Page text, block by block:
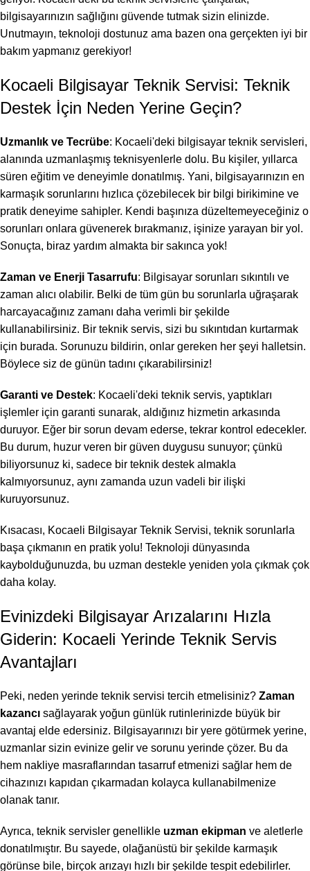
bilgisayarınızın sağlığını güvende tutmak sizin elinizde.
Unutmayın, teknoloji dostunuz ama bazen ona gerçekten iyi bir
bakım yapmanız gerekiyor!
Kocaeli Bilgisayar Teknik Servisi: Teknik
Destek İçin Neden Yerine Geçin?
Uzmanlık ve Tecrübe: Kocaeli'deki bilgisayar teknik servisleri,
alanında uzmanlaşmış teknisyenlerle dolu. Bu kişiler, yıllarca
süren eğitim ve deneyimle donatılmış. Yani, bilgisayarınızın en
karmaşık sorunlarını hızlıca çözebilecek bir bilgi birikimine ve
pratik deneyime sahipler. Kendi başınıza düzeltemeyeceğiniz o
sorunları onlara güvenerek bırakmanız, işinize yarayan bir yol.
Sonuçta, biraz yardım almakta bir sakınca yok!
Zaman ve Enerji Tasarrufu: Bilgisayar sorunları sıkıntılı ve
zaman alıcı olabilir. Belki de tüm gün bu sorunlarla uğraşarak
harcayacağınız zamanı daha verimli bir şekilde
kullanabilirsiniz. Bir teknik servis, sizi bu sıkıntıdan kurtarmak
için burada. Sorunuzu bildirin, onlar gereken her şeyi halletsin.
Böylece siz de günün tadını çıkarabilirsiniz!
Garanti ve Destek: Kocaeli'deki teknik servis, yaptıkları
işlemler için garanti sunarak, aldığınız hizmetin arkasında
duruyor. Eğer bir sorun devam ederse, tekrar kontrol edecekler.
Bu durum, huzur veren bir güven duygusu sunuyor; çünkü
biliyorsunuz ki, sadece bir teknik destek almakla
kalmıyorsunuz, aynı zamanda uzun vadeli bir ilişki
kuruyorsunuz.
Kısacası, Kocaeli Bilgisayar Teknik Servisi, teknik sorunlarla
başa çıkmanın en pratik yolu! Teknoloji dünyasında
kaybolduğunuzda, bu uzman destekle yeniden yola çıkmak çok
daha kolay.
Evinizdeki Bilgisayar Arızalarını Hızla
Giderin: Kocaeli Yerinde Teknik Servis
Avantajları
Peki, neden yerinde teknik servisi tercih etmelisiniz? Zaman
kazancı sağlayarak yoğun günlük rutinlerinizde büyük bir
avantaj elde edersiniz. Bilgisayarınızı bir yere götürmek yerine,
uzmanlar sizin evinize gelir ve sorunu yerinde çözer. Bu da
hem nakliye masraflarından tasarruf etmenizi sağlar hem de
cihazınızı kapıdan çıkarmadan kolayca kullanabilmenize
olanak tanır.
Ayrıca, teknik servisler genellikle uzman ekipman ve aletlerle
donatılmıştır. Bu sayede, olağanüstü bir şekilde karmaşık
görünse bile, birçok arızayı hızlı bir şekilde tespit edebilirler.